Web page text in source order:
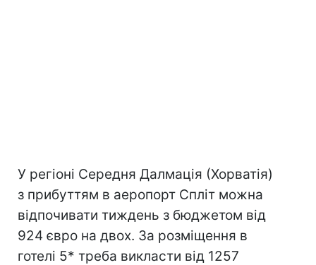
У регіоні Середня Далмація (Хорватія)
з прибуттям в аеропорт Спліт можна
відпочивати тиждень з бюджетом від
924 євро на двох. За розміщення в
готелі 5* треба викласти від 1257